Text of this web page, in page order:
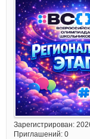
Зарегистрирован:
Приглашений:0